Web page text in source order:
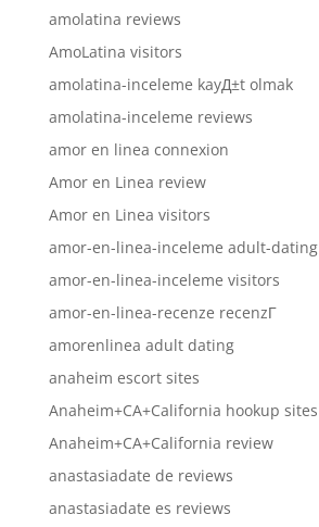
amolatina reviews
AmoLatina visitors
amolatina-inceleme kayД±t olmak
amolatina-inceleme reviews
amor en linea connexion
Amor en Linea review
Amor en Linea visitors
amor-en-linea-inceleme adult-dating
amor-en-linea-inceleme visitors
amor-en-linea-recenze recenzГ­
amorenlinea adult dating
anaheim escort sites
Anaheim+CA+California hookup sites
Anaheim+CA+California review
anastasiadate de reviews
anastasiadate es reviews